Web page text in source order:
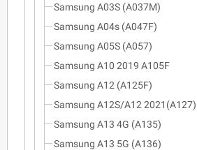
Samsung A03S (A037M)
Samsung A04s (A047F)
Samsung A05S (A057)
Samsung A10 2019 A105F
Samsung A12 (A125F)
Samsung A12S/A12 2021(A127)
Samsung A13 4G (A135)
Samsung A13 5G (A136)